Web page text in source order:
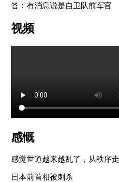
答：有消息说是自卫队前军官
视频
感慨
感觉世道越来越乱了，从秩序
日本前首相被刺杀